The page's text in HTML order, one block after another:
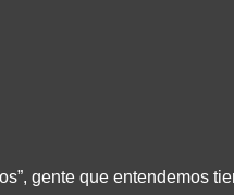
gente que entendemos